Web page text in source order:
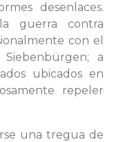
desenlaces.
guerra contra
con el
a
ubicados en
repeler
una tregua de